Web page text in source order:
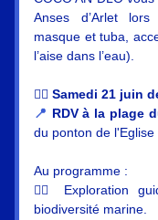
Anses d’Arlet lors
masque et tuba,
l’aise dans l’eau).
👉🏽 Samedi 21 juin
📍 RDV à la plage
du ponton de
Au programme :
🏊‍♂️ Exploration
biodiversité marine.